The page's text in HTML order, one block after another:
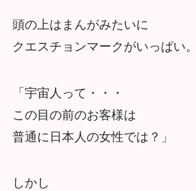
頭の上はまんがみたいに
クエスチョンマークがいっぱい。
「宇宙人って・・・
この目の前のお客様は
普通に日本人の女性では？」
しかし